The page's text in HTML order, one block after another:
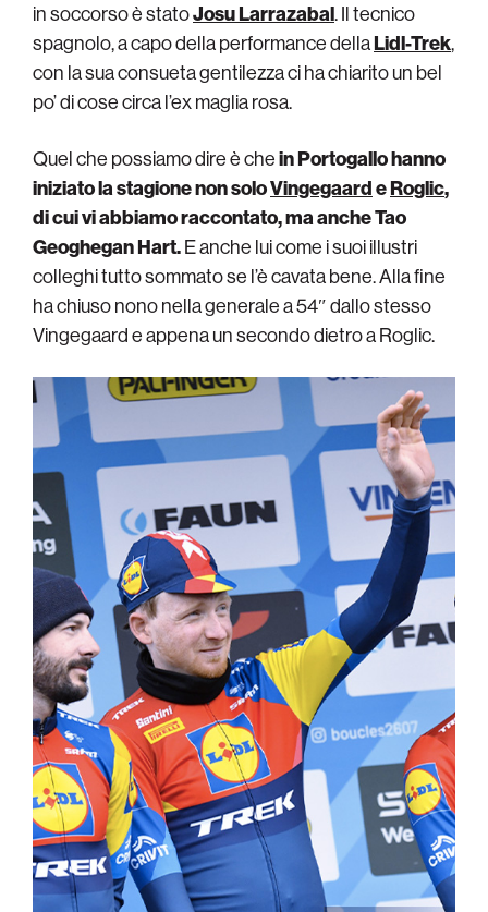
in soccorso è statoJosu Larrazabal. Il tecnico
spagnolo, a capo della performance dellaLidl-Trek,
con la sua consueta gentilezza ci ha chiarito un bel
po’ di cose circa l’ex maglia rosa.
Quel che possiamo dire è chein Portogallo hanno
iniziato la stagione non soloVingegaardeRoglic,
di cui vi abbiamo raccontato, ma anche Tao
Geoghegan Hart.E anche lui come i suoi illustri
colleghi tutto sommato se l’è cavata bene. Alla fine
ha chiuso nono nella generale a 54″ dallo stesso
Vingegaard e appena un secondo dietro a Roglic.